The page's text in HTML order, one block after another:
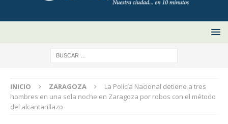
INICIO ZARAGOZA
La Policía Nacional detiene a tres
hombres en una sola noche en Zaragoza por robos con el método
del alcantarillazo